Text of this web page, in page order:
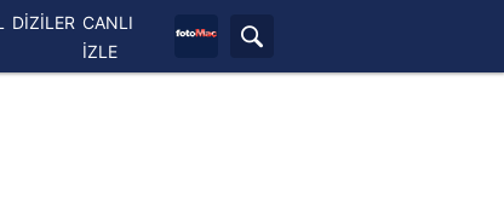
DİZİLER CANLI
İZLE